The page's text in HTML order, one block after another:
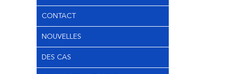
CONTACT
NOUVELLES
DES CAS